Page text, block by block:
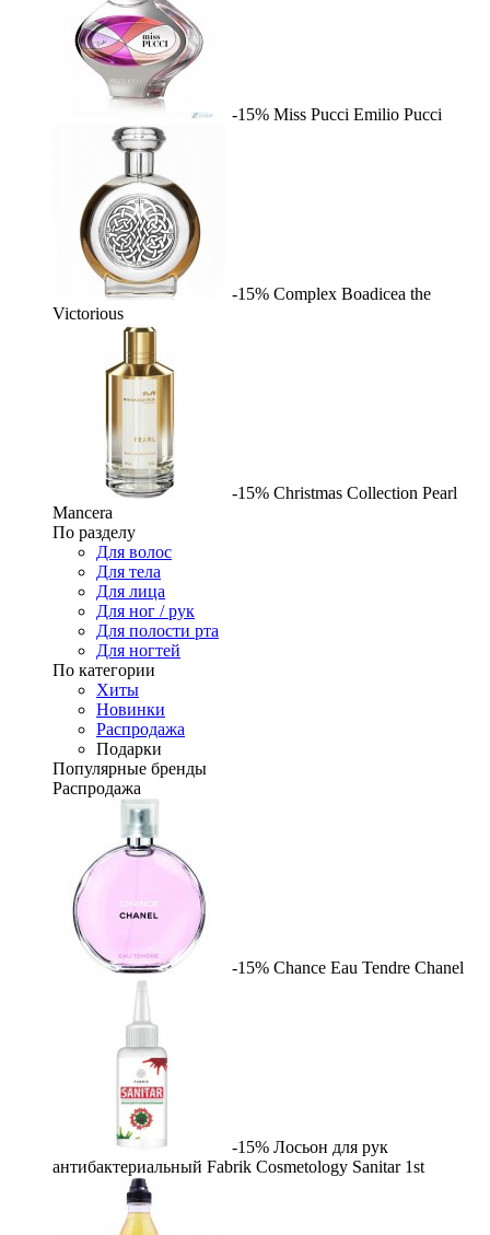
-15% Miss Pucci Emilio Pucci
-15% Complex Boadicea the
Victorious
-15% Christmas Collection Pearl
Mancera
По разделу
Для волос
Для тела
Для лица
Для ног / рук
Для полости рта
Для ногтей
По категории
Хиты
Новинки
Распродажа
Подарки
Популярные бренды
Распродажа
-15% Chance Eau Tendre Chanel
-15% Лосьон для рук
антибактериальный Fabrik Cosmetology Sanitar 1st